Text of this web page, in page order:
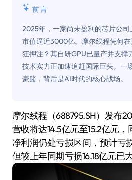
前言
2025年，一家尚未盈利的芯片公司
市值逼近3000亿。摩尔线程凭何
狂押注？其自研GPU已量产并支撑
技术实力正加速追赶国际巨头。一
豪赌，背后是AI时代的核心战场。
摩尔线程（688795.SH）发布2025年业绩预告，预计
营收将达14.5亿元至15.2亿元，
净利润仍处亏损区间，预计亏
但较上年同期亏损16.18亿元已